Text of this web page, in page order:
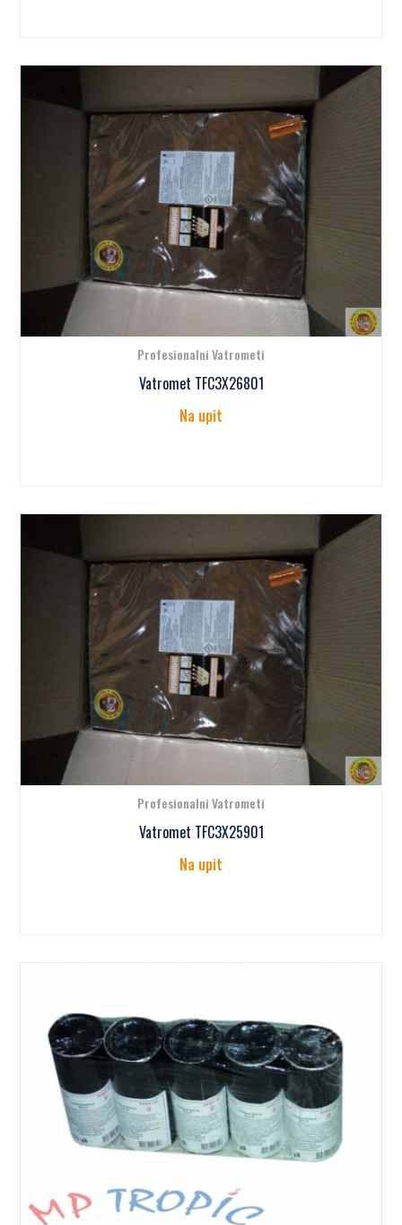
Profesionalni Vatrometi
Vatromet TFC3X26801
Na upit
Profesionalni Vatrometi
Vatromet TFC3X25901
Na upit